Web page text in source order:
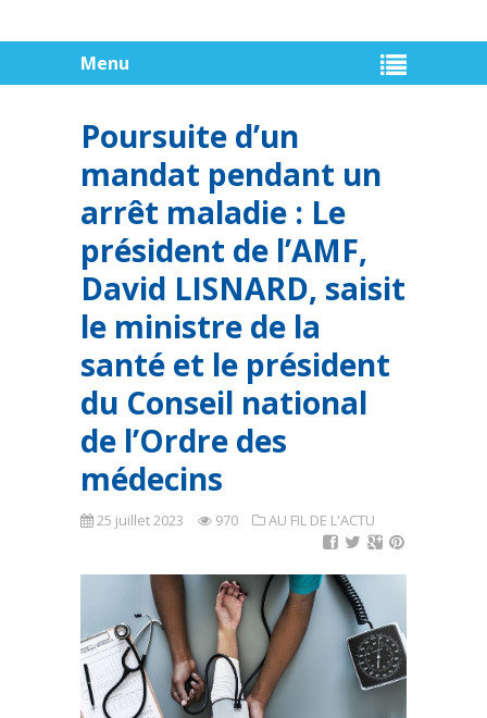
Menu
Poursuite d’un
mandat pendant un
arrêt maladie : Le
président de l’AMF,
David LISNARD, saisit
le ministre de la
santé et le président
du Conseil national
de l’Ordre des
médecins
25 juillet 2023 970 AU FIL DE L'ACTU